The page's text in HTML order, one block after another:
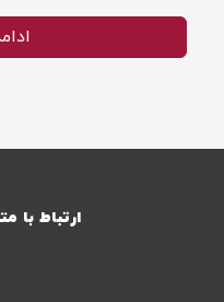
ارتباط با